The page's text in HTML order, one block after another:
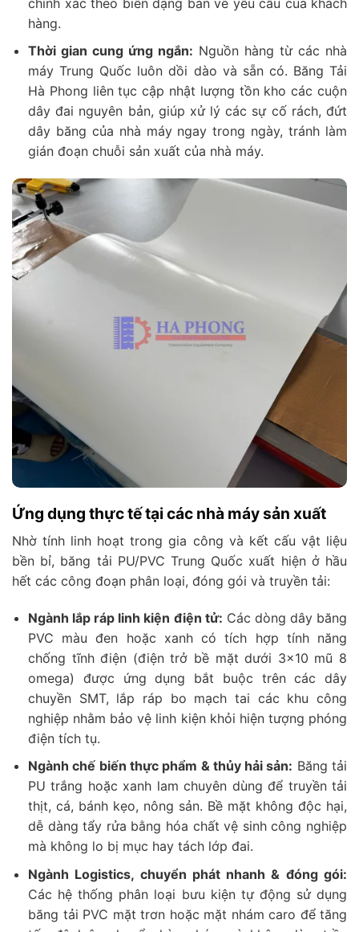
hàng.
Thời gian cung ứng ngắn: Nguồn hàng từ các nhà
máy Trung Quốc luôn dồi dào và sẵn có. Băng Tải
Hà Phong liên tục cập nhật lượng tồn kho các cuộn
dây đai nguyên bản, giúp xử lý các sự cố rách, đứt
dây băng của nhà máy ngay trong ngày, tránh làm
gián đoạn chuỗi sản xuất của nhà máy.
Ứng dụng thực tế tại các nhà máy sản xuất
Nhờ tính linh hoạt trong gia công và kết cấu vật liệu
bền bỉ, băng tải PU/PVC Trung Quốc xuất hiện ở hầu
hết các công đoạn phân loại, đóng gói và truyền tải:
Ngành lắp ráp linh kiện điện tử: Các dòng dây băng
PVC màu đen hoặc xanh có tích hợp tính năng
chống tĩnh điện (điện trở bề mặt dưới 3×10 mũ 8
omega) được ứng dụng bắt buộc trên các dây
chuyền SMT, lắp ráp bo mạch tai các khu công
nghiệp nhằm bảo vệ linh kiện khỏi hiện tượng phóng
điện tích tụ.
Ngành chế biến thực phẩm & thủy hải sản: Băng tải
PU trắng hoặc xanh lam chuyên dùng để truyền tải
thịt, cá, bánh kẹo, nông sản. Bề mặt không độc hại,
dễ dàng tẩy rửa bằng hóa chất vệ sinh công nghiệp
mà không lo bị mục hay tách lớp đai.
Ngành Logistics, chuyển phát nhanh & đóng gói:
Các hệ thống phân loại bưu kiện tự động sử dụng
băng tải PVC mặt trơn hoặc mặt nhám caro để tăng